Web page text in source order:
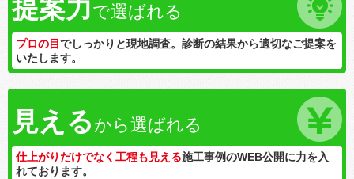
提案力で選ばれる
プロの目でしっかりと現地調査。診断の結果から適切なご提案を
いたします。
見える から選ばれる
仕上がりだけでなく工程も見える施工事例のWEB公開に力を入
れております。